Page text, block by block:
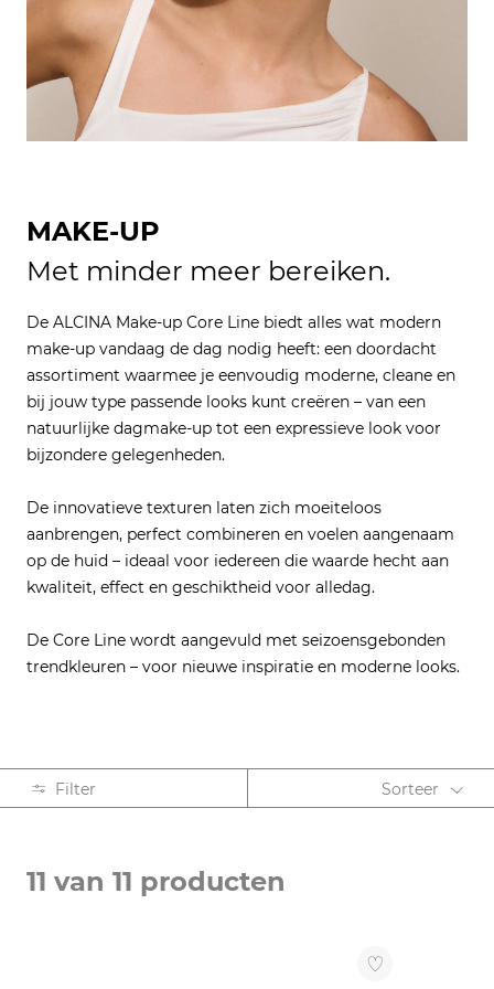
MAKE-UP
Met minder meer bereiken.
De ALCINA Make-up Core Line biedt alles wat modern
make-up vandaag de dag nodig heeft: een doordacht
assortiment waarmee je eenvoudig moderne, cleane en
bij jouw type passende looks kunt creëren – van een
natuurlijke dagmake-up tot een expressieve look voor
bijzondere gelegenheden.
De innovatieve texturen laten zich moeiteloos
aanbrengen, perfect combineren en voelen aangenaam
op de huid – ideaal voor iedereen die waarde hecht aan
kwaliteit, effect en geschiktheid voor alledag.
De Core Line wordt aangevuld met seizoensgebonden
trendkleuren – voor nieuwe inspiratie en moderne looks.
Sorteer
Filter
Highlight (11)
11 van 11 producten